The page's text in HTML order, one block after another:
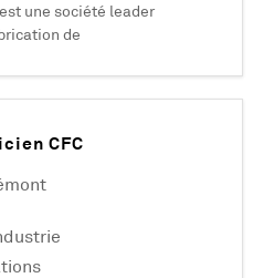
une société leader
de
et
ISO 14001, EN
plus de 500
les domaines
DIP SA dév
CFC